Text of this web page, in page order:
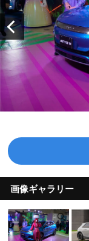
画像ギャラリー